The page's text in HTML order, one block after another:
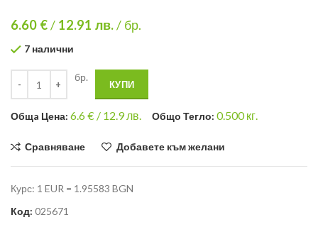
6.60 €/ 12.91 лв./ бр.
7 налични
бр.
КУПИ
Общa Цена: 6.6€ / 12.9 лв. Общо Тегло: 0.500кг.
Сравняване Добавете към желани
Курс: 1 EUR = 1.95583 BGN
Код: 025671